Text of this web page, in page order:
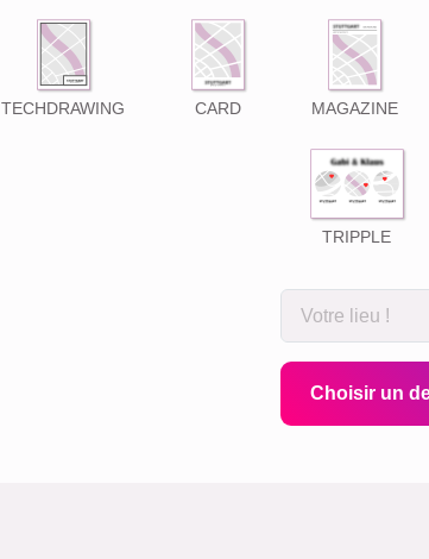
TECHDRAWING CARD MAGAZINE
TRIPPLE
Choisir un